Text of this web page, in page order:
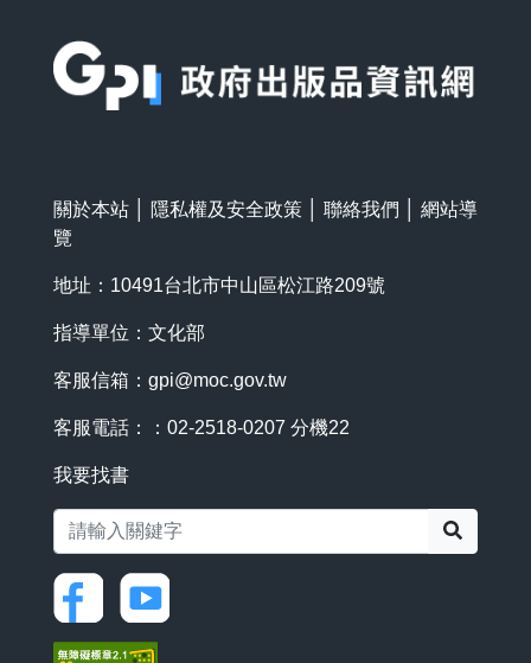
關於本站 隱私權及安全政策 聯絡我們
網站導
覽
地址：10491台北市中山區松江路209號
指導單位：文化部
客服信箱： gpi@moc.gov.tw
客服電話：：02-2518-0207 分機22
我要找書